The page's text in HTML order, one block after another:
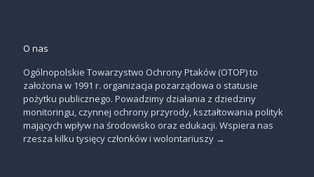
O nas
Ogólnopolskie Towarzystwo Ochrony Ptaków (OTOP) to
założona w 1991 r. organizacja pozarządowa o statusie
pożytku publicznego. Powadzimy działania z dziedziny
monitoringu, czynnej ochrony przyrody, kształtowania polityk
mających wpływ na środowisko oraz edukacji. Wspiera nas
rzesza kilku tysięcy członków i wolontariuszy →